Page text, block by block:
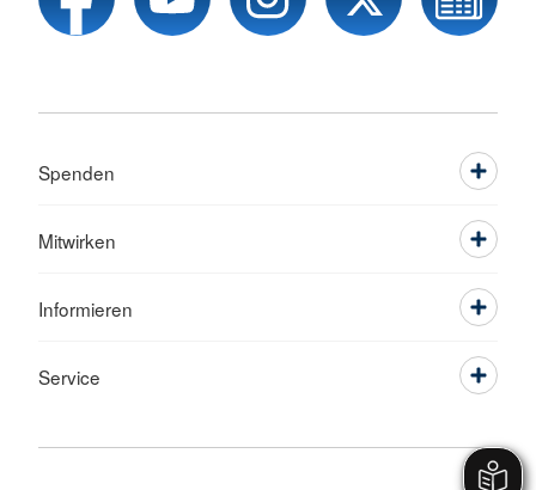
Spenden
Mitwirken
Informieren
Service